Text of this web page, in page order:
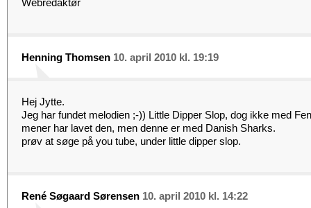
Webredaktør
Henning Thomsen 10. april 2010 kl. 19:19
Hej Jytte.
Jeg har fundet melodien ;-)) Little Dipper Slop, dog ikke med
mener har lavet den, men denne er med Danish Sharks.
prøv at søge på you tube, under little dipper slop.
René Søgaard Sørensen 10. april 2010 kl. 14:22